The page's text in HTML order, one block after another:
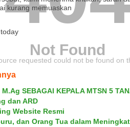
kurang memuaskan
SEBAGAI KEPALA MTSN 5
dan ARD
Website Resmi
dan Orang Tua dalam
Not Found
requested could not be found on